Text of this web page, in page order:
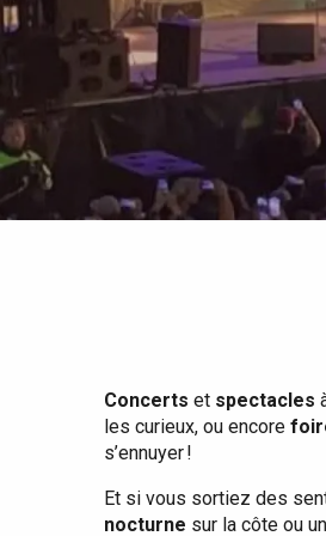
Tout l'agenda
Eté
Quand il pleut
Avec les enfants
Entre amis
Lieux branchés
Meilleurs brunch
Restaurants avec vue
Séjours en bord de
mer
Séjours en train
Concerts et spectacles
les curieux, ou encore
s’ennuyer !
Et si vous sortiez des
nocturne sur la côte ou